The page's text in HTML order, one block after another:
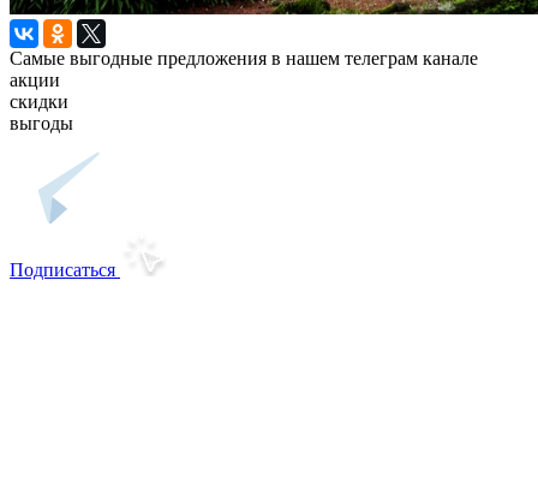
Самые выгодные предложения в нашем телеграм канале
акции
скидки
выгоды
Подписаться